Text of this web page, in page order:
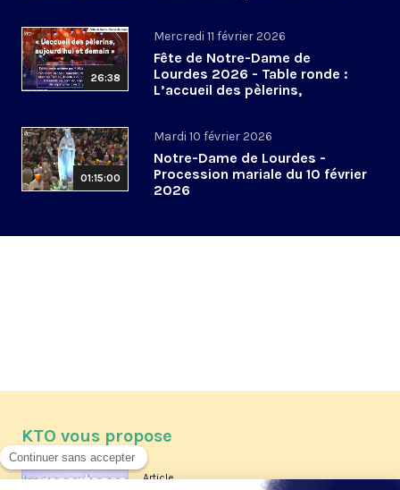
26:38
Mercredi 11 février 2026
Fête de Notre-Dame de
Lourdes 2026 - Table ronde :
L’accueil des pèlerins,
01:15:00
Mardi 10 février 2026
Notre-Dame de Lourdes -
Procession mariale du 10 février
2026
KTO vous propose
Article